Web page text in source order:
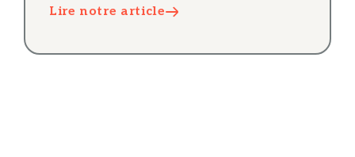
Lire notre article